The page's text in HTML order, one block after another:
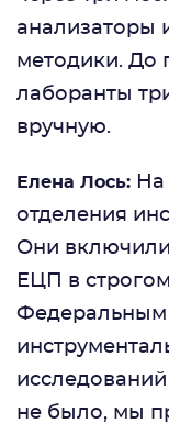
анализаторы
методики. До
лаборанты
вручную.
Елена Лось: На
отделения
Они включили
ЕЦП в
Федеральным
не было, мы